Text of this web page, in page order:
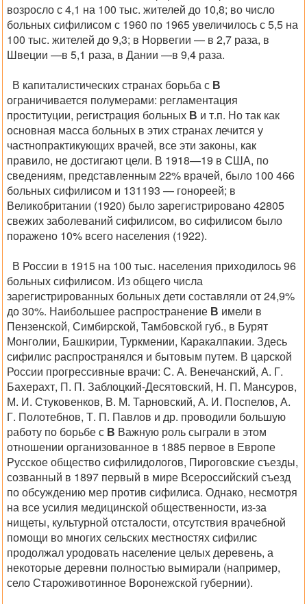
возросло с 4,1 на 100 тыс. жителей до 10,8; во число
больных сифилисом с 1960 по 1965 увеличилось с 5,5 на
100 тыс. жителей до 9,3; в Норвегии — в 2,7 раза, в
Швеции —в 5,1 раза, в Дании —в 9,4 раза.
В капиталистических странах борьба с В
ограничивается полумерами: регламентация
проституции, регистрация больных В и т.п. Но так как
основная масса больных в этих странах лечится у
частнопрактикующих врачей, все эти законы, как
правило, не достигают цели. В 1918—19 в США, по
сведениям, представленным 22% врачей, было 100 466
больных сифилисом и 131193 — гонореей; в
Великобритании (1920) было зарегистрировано 42805
свежих заболеваний сифилисом, во сифилисом было
поражено 10% всего населения (1922).
В России в 1915 на 100 тыс. населения приходилось 96
больных сифилисом. Из общего числа
зарегистрированных больных дети составляли от 24,9%
до 30%. Наибольшее распространение В имели в
Пензенской, Симбирской, Тамбовской губ., в Бурят
Монголии, Башкирии, Туркмении, Каракалпакии. Здесь
сифилис распространялся и бытовым путем. В царской
России прогрессивные врачи: С. А. Венечанский, А. Г.
Бахерахт, П. П. Заблоцкий-Десятовский, Н. П. Мансуров,
М. И. Стуковенков, В. М. Тарновский, А. И. Поспелов, А.
Г. Полотебнов, Т. П. Павлов и др. проводили большую
работу по борьбе с В Важную роль сыграли в этом
отношении организованное в 1885 первое в Европе
Русское общество сифилидологов, Пироговские съезды,
созванный в 1897 первый в мире Всероссийский съезд
по обсуждению мер против сифилиса. Однако, несмотря
на все усилия медицинской общественности, из-за
нищеты, культурной отсталости, отсутствия врачебной
помощи во многих сельских местностях сифилис
продолжал уродовать население целых деревень, а
некоторые деревни полностью вымирали (например,
село Староживотинное Воронежской губернии).